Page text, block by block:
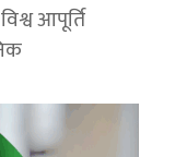
आपूर्ति